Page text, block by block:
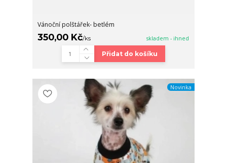
Vánoční polštářek- betlém
350,00 Kč/ks skladem - ihned
Přidat do košíku
Novinka